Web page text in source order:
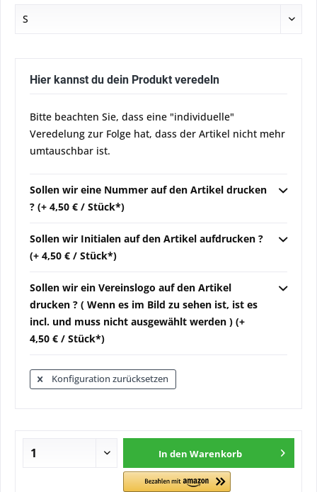
Hier kannst du dein Produkt veredeln
Bitte beachten Sie, dass eine "individuelle"
Veredelung zur Folge hat, dass der Artikel nicht mehr
umtauschbar ist.
Sollen wir eine Nummer auf den Artikel drucken
? (+ 4,50 € / Stück*)
Sollen wir Initialen auf den Artikel aufdrucken ?
(+ 4,50 € / Stück*)
Sollen wir ein Vereinslogo auf den Artikel
drucken ? ( Wenn es im Bild zu sehen ist, ist es
incl. und muss nicht ausgewählt werden ) (+
4,50 € / Stück*)
Konfiguration zurücksetzen
In den Warenkorb